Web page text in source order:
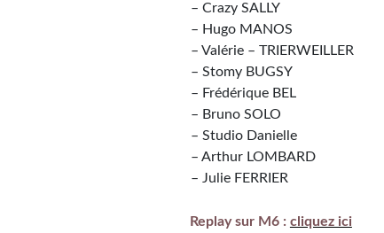
– Crazy SALLY
– Hugo MANOS
– Valérie – TRIERWEILLER
– Stomy BUGSY
– Frédérique BEL
– Bruno SOLO
– Studio Danielle
– Arthur LOMBARD
– Julie FERRIER
Replay sur M6 : cliquez ici